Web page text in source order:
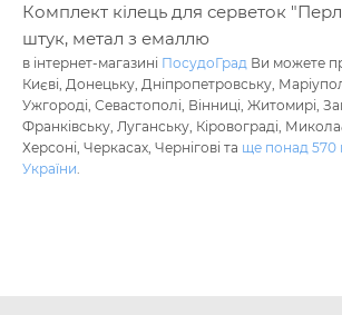
Комплект кілець для серветок
штук, метал з емаллю
в інтернет-магазині ПосудоГрад Ви можете
Києві, Донецьку, Дніпропетровську,
Ужгороді, Севастополі, Вінниці, Житомирі,
Франківську, Луганську, Кіровограді,
Херсоні, Черкасах, Чернігові та ще понад 570
України.